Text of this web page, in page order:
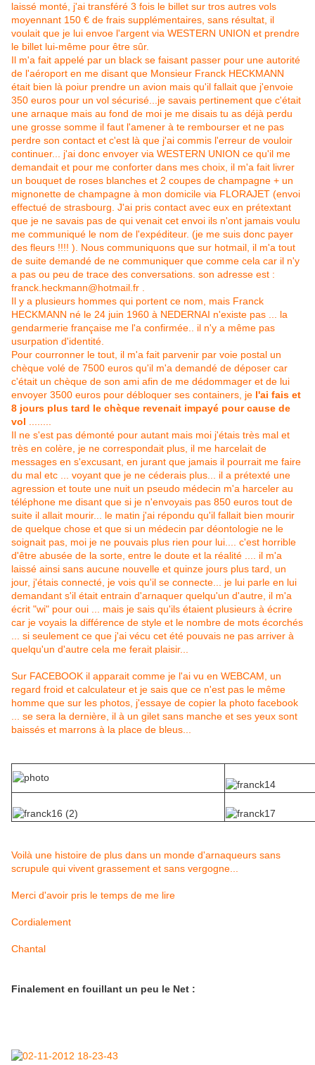
laissé monté, j'ai transféré 3 fois le billet sur tros autres vols
moyennant 150 € de frais supplémentaires, sans résultat, il
voulait que je lui envoe l'argent via WESTERN UNION et prendre
le billet lui-même pour être sûr.
Il m'a fait appelé par un black se faisant passer pour une autorité
de l'aéroport en me disant que Monsieur Franck HECKMANN
était bien là poiur prendre un avion mais qu'il fallait que j'envoie
350 euros pour un vol sécurisé...je savais pertinement que c'était
une arnaque mais au fond de moi je me disais tu as déjà perdu
une grosse somme il faut l'amener à te rembourser et ne pas
perdre son contact et c'est là que j'ai commis l'erreur de vouloir
continuer... j'ai donc envoyer via WESTERN UNION ce qu'il me
demandait et pour me conforter dans mes choix, il m'a fait livrer
un bouquet de roses blanches et 2 coupes de champagne + un
mignonette de champagne à mon domicile via FLORAJET (envoi
effectué de strasbourg. J'ai pris contact avec eux en prétextant
que je ne savais pas de qui venait cet envoi ils n'ont jamais voulu
me communiqué le nom de l'expéditeur. (je me suis donc payer
des fleurs !!!! ). Nous communiquons que sur hotmail, il m'a tout
de suite demandé de ne communiquer que comme cela car il n'y
a pas ou peu de trace des conversations. son adresse est :
franck.heckmann@hotmail.fr .
Il y a plusieurs hommes qui portent ce nom, mais Franck
HECKMANN né le 24 juin 1960 à NEDERNAI n'existe pas ... la
gendarmerie française me l'a confirmée.. il n'y a même pas
usurpation d'identité.
Pour courronner le tout, il m'a fait parvenir par voie postal un
chèque volé de 7500 euros qu'il m'a demandé de déposer car
c'était un chèque de son ami afin de me dédommager et de lui
envoyer 3500 euros pour débloquer ses containers, je l'ai fais et
8 jours plus tard le chèque revenait impayé pour cause de
vol
Il ne s'est pas démonté pour autant mais moi j'étais très mal et
très en colère, je ne correspondait plus, il me harcelait de
messages en s'excusant, en jurant que jamais il pourrait me faire
du mal etc ... voyant que je ne céderais plus... il a prétexté une
agression et toute une nuit un pseudo médecin m'a harceler au
téléphone me disant que si je n'envoyais pas 850 euros tout de
suite il allait mourir... le matin j'ai répondu qu'il fallait bien mourir
de quelque chose et que si un médecin par déontologie ne le
soignait pas, moi je ne pouvais plus rien pour lui.... c'est horrible
d'être abusée de la sorte, entre le doute et la réalité .... il m'a
laissé ainsi sans aucune nouvelle et quinze jours plus tard, un
jour, j'étais connecté, je vois qu'il se connecte... je lui parle en lui
demandant s'il était entrain d'arnaquer quelqu'un d'autre, il m'a
écrit "wi" pour oui ... mais je sais qu'ils étaient plusieurs à écrire
car je voyais la différence de style et le nombre de mots écorchés
... si seulement ce que j'ai vécu cet été pouvais ne pas arriver à
quelqu'un d'autre cela me ferait plaisir...
Sur FACEBOOK il apparait comme je l'ai vu en WEBCAM, un
regard froid et calculateur et je sais que ce n'est pas le même
homme que sur les photos, j'essaye de copier la photo facebook
... se sera la dernière, il à un gilet sans manche et ses yeux sont
baissés et marrons à la place de bleus...
Voilà une histoire de plus dans un monde d'arnaqueurs sans
scrupule qui vivent grassement et sans vergogne...
Merci d'avoir pris le temps de me lire
Cordialement
Chantal
Finalement en fouillant un peu le Net :